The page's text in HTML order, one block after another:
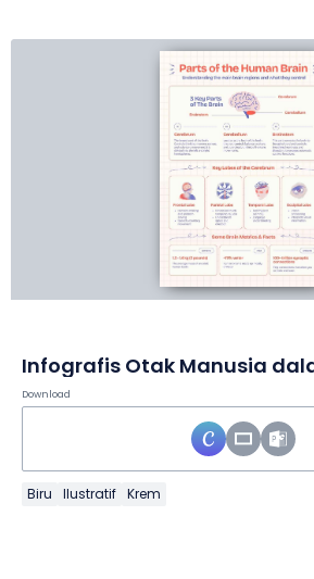
Infografis Otak Manusia
Download
Biru Ilustratif Krem